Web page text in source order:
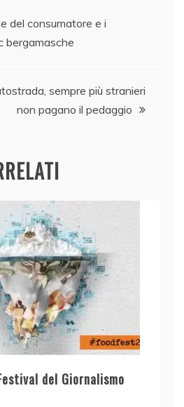
A
p
vi
del consumatore e i
bergamasche
sempre più stranieri
non pagano il pedaggio
del Giornalismo